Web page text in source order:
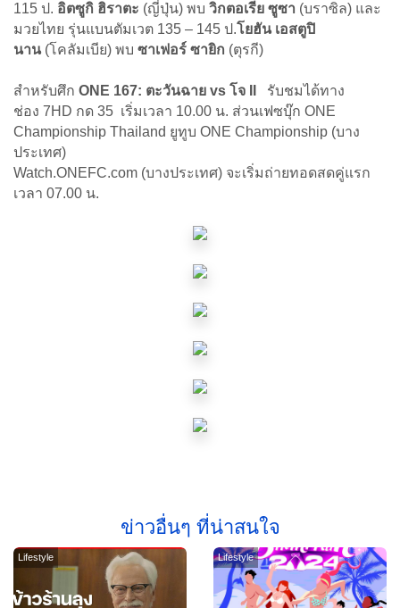
115 ป. อิตซูกิ ฮิราตะ (ญี่ปุ่น) พบ วิกตอเรีย ซูซา (บราซิล) และ
มวยไทย รุ่นแบนตัมเวต 135 – 145 ป.โยฮัน เอสตูปิ
นาน(โคลัมเบีย) พบ ซาเฟอร์ ซายิก (ตุรกี)
สำหรับศึก ONE 167: ตะวันฉาย vs โจ II
รับชมได้ทาง
ช่อง 7HD กด 35 เริ่มเวลา 10.00 น. ส่วนเฟซบุ๊ก ONE
Championship Thailand ยูทูบ ONE Championship (บาง
ประเทศ)
Watch.ONEFC.com (บางประเทศ) จะเริ่มถ่ายทอดสดคู่แรก
เวลา 07.00 น.
ข่าวอื่นๆ ที่น่าสนใจ
Lifestyle Lifestyle